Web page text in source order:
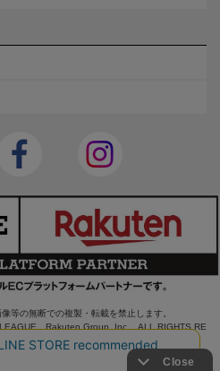
等の無断での複製・転載を禁止します。
Rakuten Group, Inc. ALL RIGHTS RE
SERVED.